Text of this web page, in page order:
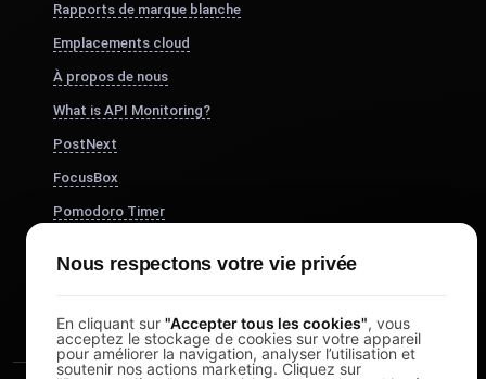
Rapports de marque blanche
Emplacements cloud
À propos de nous
What is API Monitoring?
PostNext
FocusBox
Pomodoro Timer
Nous respectons votre vie privée
En cliquant sur "Accepter tous les cookies", vous
acceptez le stockage de cookies sur votre appareil
pour améliorer la navigation, analyser l’utilisation et
soutenir nos actions marketing. Cliquez sur